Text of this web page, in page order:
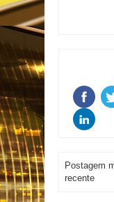
Postagem
recente